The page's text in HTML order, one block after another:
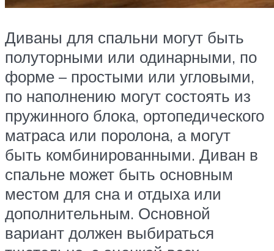
Диваны для спальни могут быть
полуторными или одинарными, по
форме – простыми или угловыми,
по наполнению могут состоять из
пружинного блока, ортопедического
матраса или поролона, а могут
быть комбинированными. Диван в
спальне может быть основным
местом для сна и отдыха или
дополнительным. Основной
вариант должен выбираться